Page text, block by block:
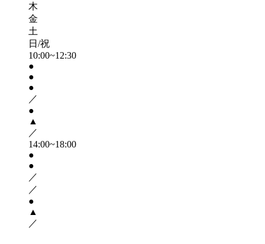
木
金
土
日/祝
10:00~12:30
●
●
●
／
●
▲
／
14:00~18:00
●
●
／
／
●
▲
／